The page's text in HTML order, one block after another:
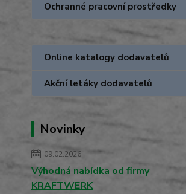
Ochranné pracovní prostředky
Online katalogy dodavatelů
Akční letáky dodavatelů
Novinky
09.02.2026
Výhodná nabídka od firmy
KRAFTWERK